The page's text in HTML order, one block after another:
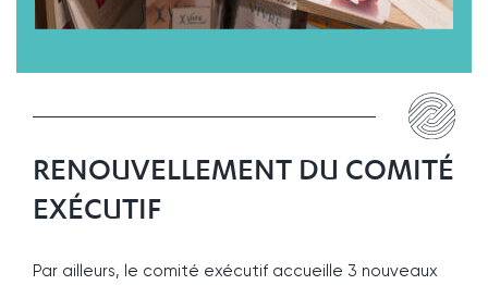
RENOUVELLEMENT DU COMITÉ
EXÉCUTIF
Par ailleurs, le comité exécutif accueille 3 nouveaux